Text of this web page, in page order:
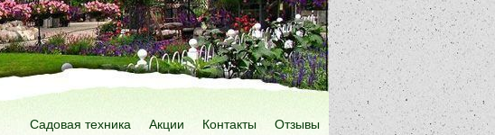
Садовая техника Акции Контакты Отзывы